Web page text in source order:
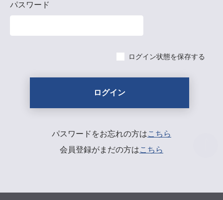
パスワード
ログイン状態を保存する
パスワードをお忘れの方はこちら
会員登録がまだの方はこちら